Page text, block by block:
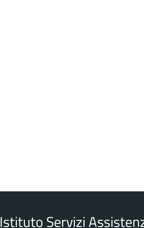
Istituto Servizi